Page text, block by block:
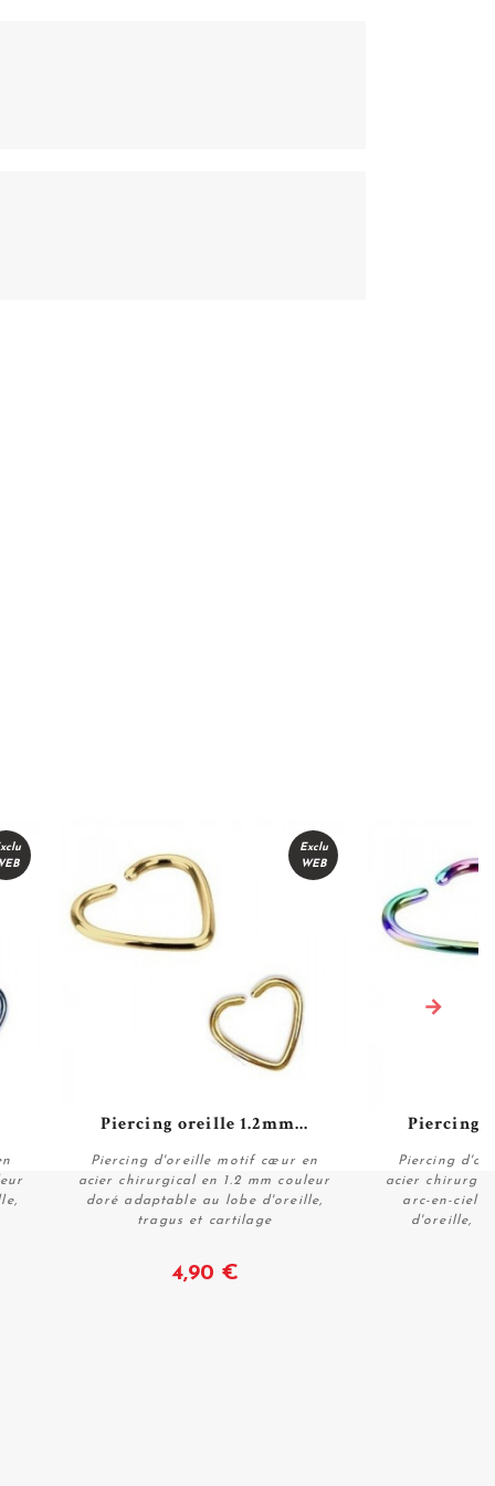
Exclu
WEB
Piercing oreille 1.2mm...
Piercing d'oreille motif cœur en
acier chirurgical en 1.2 mm couleur
doré adaptable au lobe d'oreille,
tragus et cartilage
4,90 €
Piercing
Piercing
acier
arc-en-ciel
d'oreille,